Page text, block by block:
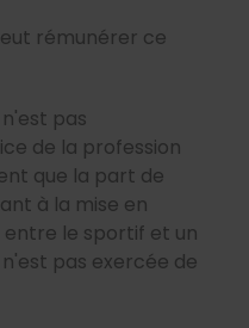
rémunérer ce
pas
de la profession
que la part de
à la mise en
le sportif et un
pas exercée de